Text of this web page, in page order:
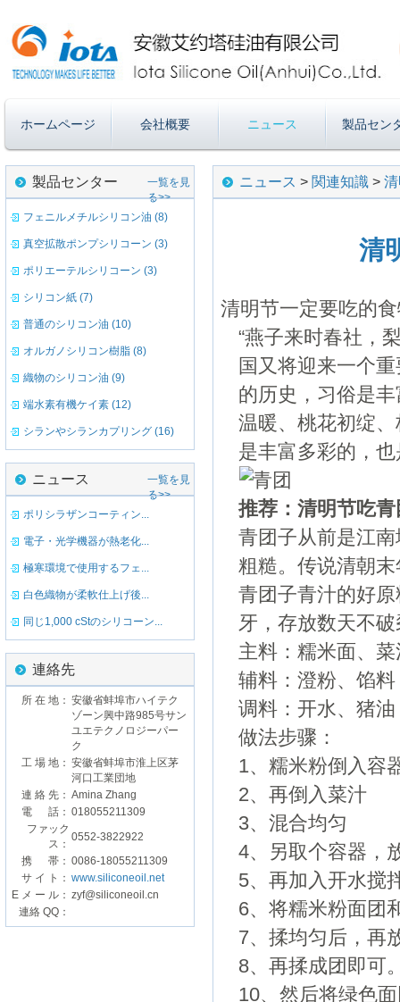
ホームページ 会社概要 ニュース 製品セン
製品センター
一覧を見
る>>
フェニルメチルシリコン油 (8)
真空拡散ポンプシリコーン (3)
ポリエーテルシリコーン (3)
シリコン紙 (7)
普通のシリコン油 (10)
オルガノシリコン樹脂 (8)
織物のシリコン油 (9)
端水素有機ケイ素 (12)
シランやシランカプリング (16)
ニュース
一覧を見
る>>
ポリシラザンコーティン...
電子・光学機器が熱老化...
極寒環境で使用するフェ...
白色織物が柔軟仕上げ後...
同じ1,000 cStのシリコーン...
連絡先
所 在 地： 安徽省蚌埠市ハイテク
ゾーン興中路985号サン
ユエテクノロジーパー
ク
工 場 地： 安徽省蚌埠市淮上区茅
河口工業団地
連 絡 先： Amina Zhang
電 話： 018055211309
ファック
ス：
0552-3822922
携 帯： 0086-18055211309
サ イ ト： www.siliconeoil.net
E メ ー ル： zyf@siliconeoil.cn
連絡 QQ：
ニュース > 関連知識 >
清
清明节一定要吃的
“燕子来时春社，
国又将迎来一个
的历史，习俗是
温暖、桃花初绽
是丰富多彩的，
推荐：清明节吃青
青团子从前是江
粗糙。传说清朝
青团子青汁的好
牙，存放数天不
主料：糯米面、菜
辅料：澄粉、馅料
调料：开水、猪油
做法步骤：
1、糯米粉倒入容
2、再倒入菜汁
3、混合均匀
4、另取个容器，
5、再加入开水搅
6、将糯米粉面团
7、揉均匀后，再
8、再揉成团即可
10、然后将绿色